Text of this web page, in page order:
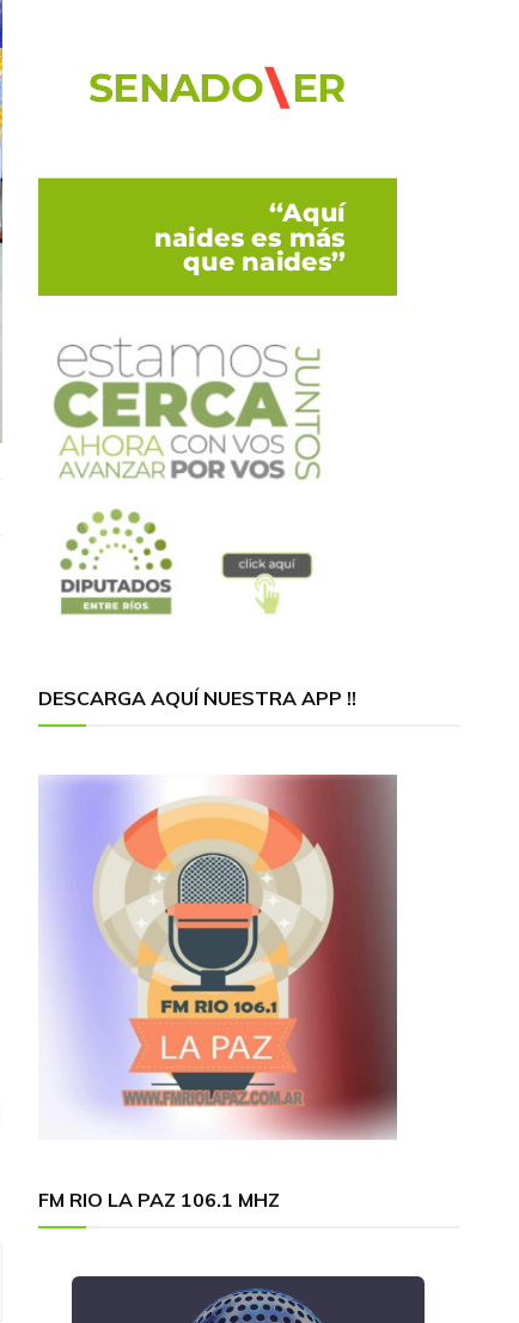
DESCARGA AQUÍ NUESTRA APP !!
FM RIO LA PAZ 106.1 MHZ